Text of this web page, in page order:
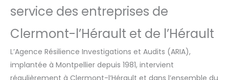
service des entreprises de
Clermont-l’Hérault et de l’Hérault
L’Agence Résilience Investigations et Audits (ARIA),
implantée à Montpellier depuis 1981, intervient